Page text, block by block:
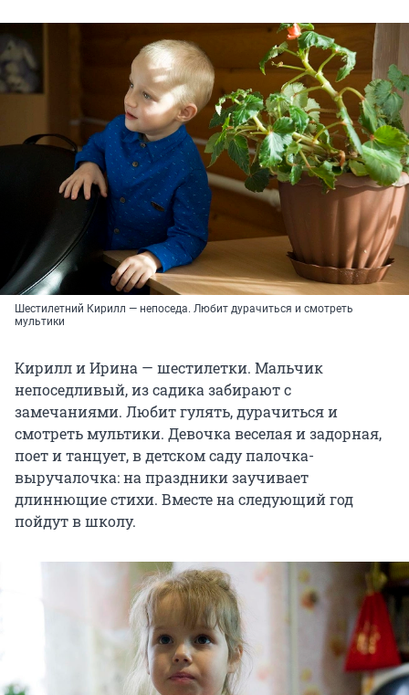
Шестилетний Кирилл — непоседа. Любит дурачиться и смотреть
мультики
Кирилл и Ирина — шестилетки. Мальчик
непоседливый, из садика забирают с
замечаниями. Любит гулять, дурачиться и
смотреть мультики. Девочка веселая и задорная,
поет и танцует, в детском саду палочка-
выручалочка: на праздники заучивает
длиннющие стихи. Вместе на следующий год
пойдут в школу.